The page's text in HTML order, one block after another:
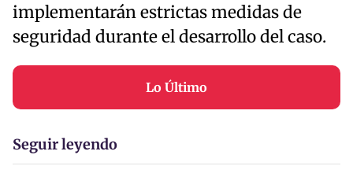
implementarán estrictas medidas de
seguridad durante el desarrollo del caso.
Lo Último
Seguir leyendo